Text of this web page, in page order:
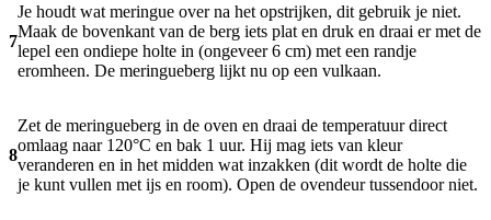
7
Je houdt wat meringue over na het opstrijken, dit gebruik je niet.
Maak de bovenkant van de berg iets plat en druk en draai er met de
lepel een ondiepe holte in (ongeveer 6 cm) met een randje
eromheen. De meringueberg lijkt nu op een vulkaan.
8
Zet de meringueberg in de oven en draai de temperatuur direct
omlaag naar 120°C en bak 1 uur. Hij mag iets van kleur
veranderen en in het midden wat inzakken (dit wordt de holte die
je kunt vullen met ijs en room). Open de ovendeur tussendoor niet.